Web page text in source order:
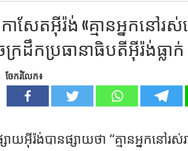
កាសែតអុីរ៉ង់ «គ្មានអ្នកនៅរ
ចក្រដឹកប្រធានាធិបតីអុីរ៉ង់ធ្លាក់
ចែករំលែក៖
សាយអុីរ៉ង់បានផ្សាយថា “គ្មានអ្នកនៅរ